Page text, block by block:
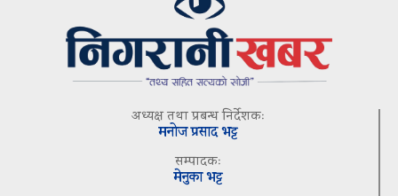
अध्यक्ष तथा प्रबन्ध निर्देशकः
मनोज प्रसाद भट्ट
सम्पादकः
मेनुका भट्ट